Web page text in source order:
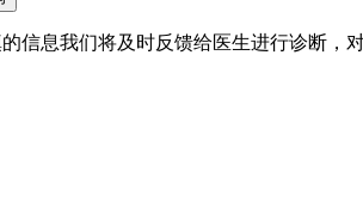
信息我们将及时反馈给医生进行诊断，